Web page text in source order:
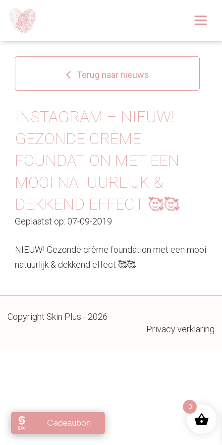
Over
Huidoplossingen
Behandelingen
Tarieven 2026
Blog
Webshop
Afspraak
Terug naar nieuws
INSTAGRAM – NIEUW!
GEZONDE CRÈME
FOUNDATION MET EEN
MOOI NATUURLIJK &
DEKKEND EFFECT 🥰🥰
Geplaatst op: 07-09-2019
NIEUW! Gezonde crème foundation met een mooi
natuurlijk & dekkend effect 🥰🥰
Copyright Skin Plus - 2026
Privacy verklaring
0